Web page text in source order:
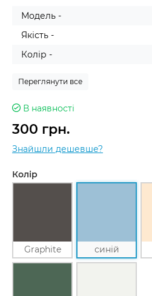
Модель -
Якість -
Колір -
Переглянути все
В наявності
300 грн.
Знайшли дешевше?
Колір
Graphite синій